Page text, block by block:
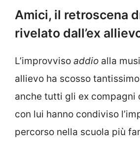
Amici, il retroscena
rivelato dall’ex
L’improvviso addio alla
allievo ha scosso
anche tutti gli ex compagni
con lui hanno condiviso
percorso nella scuola più